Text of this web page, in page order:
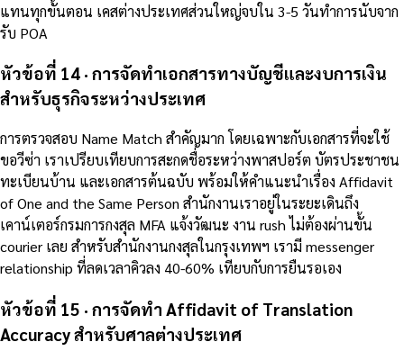
แทนทุกขั้นตอน เคสต่างประเทศส่วนใหญ่จบใน 3-5 วันทำการนับจาก
รับ POA
หัวข้อที่ 14 · การจัดทำเอกสารทางบัญชีและงบการเงิน
สำหรับธุรกิจระหว่างประเทศ
การตรวจสอบ Name Match สำคัญมาก โดยเฉพาะกับเอกสารที่จะใช้
ขอวีซ่า เราเปรียบเทียบการสะกดชื่อระหว่างพาสปอร์ต บัตรประชาชน
ทะเบียนบ้าน และเอกสารต้นฉบับ พร้อมให้คำแนะนำเรื่อง Affidavit
of One and the Same Person สำนักงานเราอยู่ในระยะเดินถึง
เคาน์เตอร์กรมการกงสุล MFA แจ้งวัฒนะ งาน rush ไม่ต้องผ่านขั้น
courier เลย สำหรับสำนักงานกงสุลในกรุงเทพฯ เรามี messenger
relationship ที่ลดเวลาคิวลง 40-60% เทียบกับการยืนรอเอง
หัวข้อที่ 15 · การจัดทำ Affidavit of Translation
Accuracy สำหรับศาลต่างประเทศ